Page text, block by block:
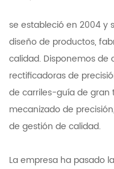
se estableció en 2004 y
diseño de productos,
calidad. Disponemos de
rectificadoras de
de carriles-guía de gran
mecanizado de
de gestión de calidad.
La empresa ha pasado